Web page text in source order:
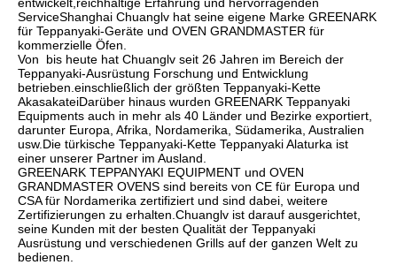
ServiceShanghai Chuanglv hat seine eigene Marke GREENARK
für Teppanyaki-Geräte und OVEN GRANDMASTER für
kommerzielle Öfen.
Von  bis heute hat Chuanglv seit 26 Jahren im Bereich der
Teppanyaki-Ausrüstung Forschung und Entwicklung
betrieben.einschließlich der größten Teppanyaki-Kette
AkasakateiDarüber hinaus wurden GREENARK Teppanyaki
Equipments auch in mehr als 40 Länder und Bezirke exportiert,
darunter Europa, Afrika, Nordamerika, Südamerika, Australien
usw.Die türkische Teppanyaki-Kette Teppanyaki Alaturka ist
einer unserer Partner im Ausland.
GREENARK TEPPANYAKI EQUIPMENT und OVEN
GRANDMASTER OVENS sind bereits von CE für Europa und
CSA für Nordamerika zertifiziert und sind dabei, weitere
Zertifizierungen zu erhalten.Chuanglv ist darauf ausgerichtet,
seine Kunden mit der besten Qualität der Teppanyaki
Ausrüstung und verschiedenen Grills auf der ganzen Welt zu
bedienen.